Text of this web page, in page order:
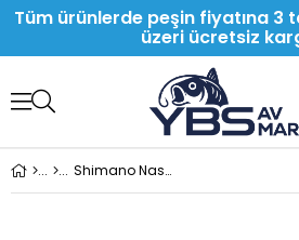
Tüm ürünlerde peşin fiyatına 3
üzeri ücretsiz
Shimano Nasci FC 500 Lrf Olta Makinesi